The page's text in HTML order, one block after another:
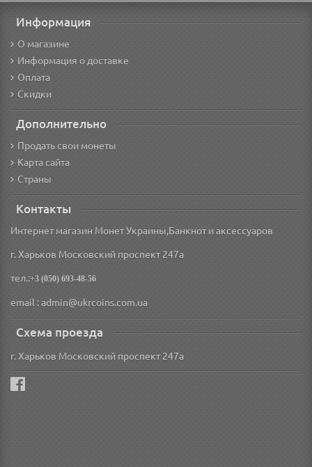
Информация
О магазине
Информация о доставке
Оплата
Скидки
Дополнительно
Продать свои монеты
Карта сайта
Страны
Контакты
Интернет магазин Монет Украины,Банкнот и аксессуаров
г. Харьков Московский проспект 247а
тел.:+3 (050) 693-48-56
email : admin@ukrcoins.com.ua
Схема проезда
г. Харьков Московский проспект 247а